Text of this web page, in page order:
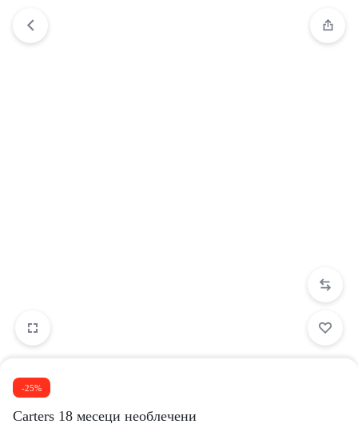
-25%
Carters 18 месеци необлечени